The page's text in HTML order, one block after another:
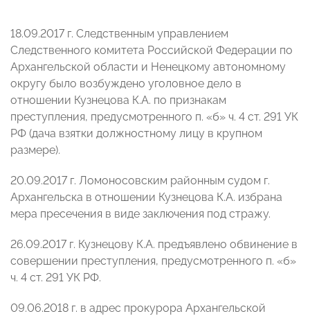
18.09.2017 г. Следственным управлением
Следственного комитета Российской Федерации по
Архангельской области и Ненецкому автономному
округу было возбуждено уголовное дело в
отношении Кузнецова К.А. по признакам
преступления, предусмотренного п. «б» ч. 4 ст. 291 УК
РФ (дача взятки должностному лицу в крупном
размере).
20.09.2017 г. Ломоносовским районным судом г.
Архангельска в отношении Кузнецова К.А. избрана
мера пресечения в виде заключения под стражу.
26.09.2017 г. Кузнецову К.А. предъявлено обвинение в
совершении преступления, предусмотренного п. «б»
ч. 4 ст. 291 УК РФ.
09.06.2018 г. в адрес прокурора Архангельской